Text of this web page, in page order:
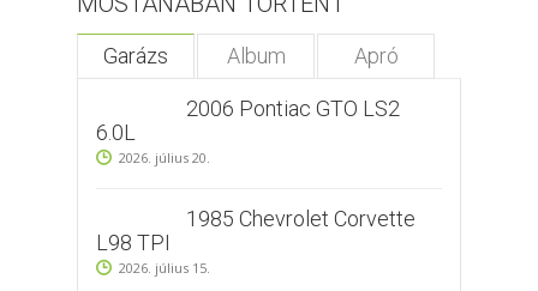
Garázs Album Apró
2006 Pontiac GTO LS2
6.0L
2026. július 20.
1985 Chevrolet Corvette
L98 TPI
2026. július 15.